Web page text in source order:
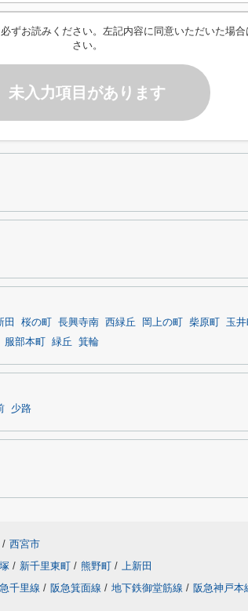
ずお読みください。左記内容に同意いただいた場
さい。
未入力項目があります
田 桜の町 長興寺南 西緑丘 岡上の町 柴原町 玉井
服部本町 緑丘 箕輪
少路
/ 西宮市
/ 新千里東町 / 熊野町 / 上新田
千里線 / 阪急箕面線 / 地下鉄御堂筋線 / 阪急神戸本